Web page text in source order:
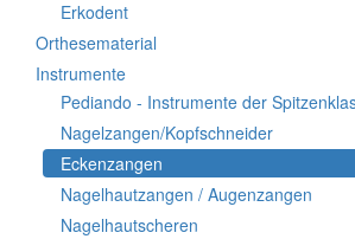
Erkodent
Orthesematerial
Instrumente
Pediando - Instrumente der
Nagelzangen/Kopfschneider
Eckenzangen
Nagelhautzangen / Augenzangen
Nagelhautscheren